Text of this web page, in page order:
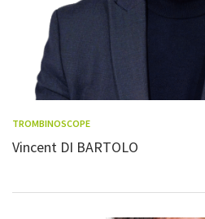
TROMBINOSCOPE
Vincent DI BARTOLO